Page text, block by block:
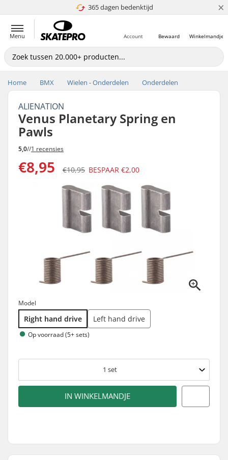
365 dagen bedenktijd
4.8 van 5 ×
Menu Winkelmandje
Bewaard
Account
Home BMX Wielen - Onderdelen Onderdelen
ALIENATION
Venus Planetary Spring en
Pawls
5,0//1 recensies
€8,95 €10,95 BESPAAR €2,00
Model
Right hand drive Left hand drive
Op voorraad (5+ sets)
1 set
IN WINKELMANDJE